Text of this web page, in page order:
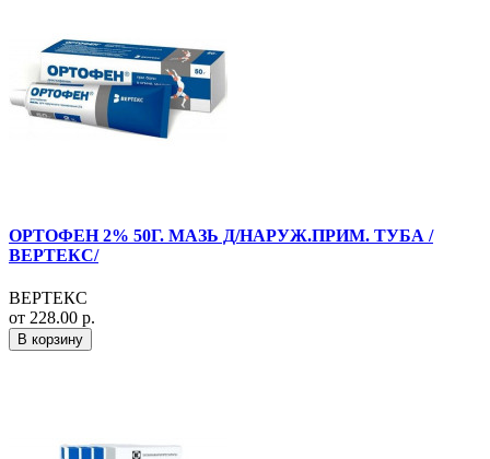
ОРТОФЕН 2% 50Г. МАЗЬ Д/НАРУЖ.ПРИМ. ТУБА /
ВЕРТЕКС/
ВЕРТЕКС
от 228.00 р.
В корзину